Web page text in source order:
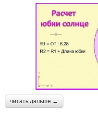
читать дальше →